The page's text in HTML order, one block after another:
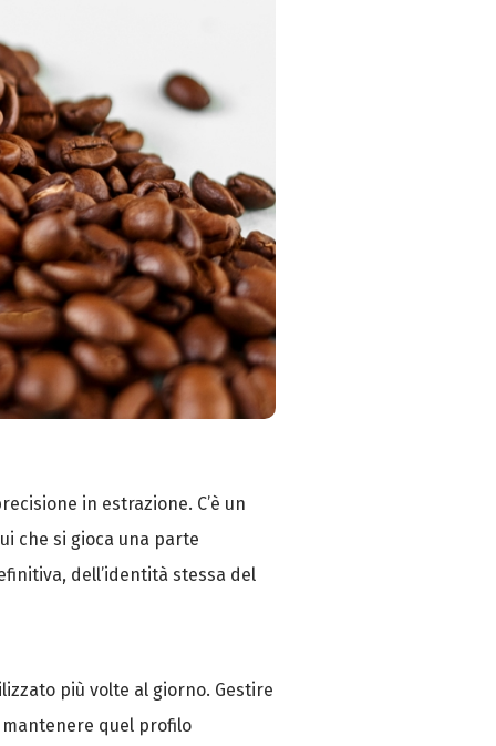
in estrazione. C’è un
che si gioca una parte
dell’identità stessa del
più volte al giorno. Gestire
quel profilo